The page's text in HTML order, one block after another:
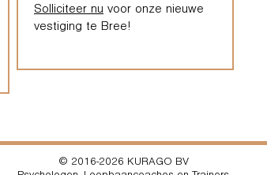
Solliciteer nu voor onze nieuwe
vestiging te Bree!
© 2016-2026 KURAGO BV